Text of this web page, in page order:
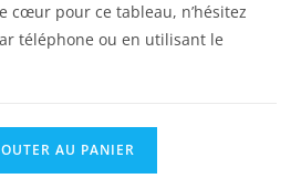
cœur pour ce tableau, n’hésitez
téléphone ou en utilisant le
AU PANIER